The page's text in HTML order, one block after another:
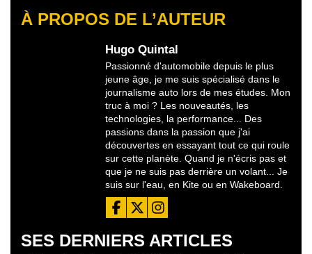
À PROPOS DE L’AUTEUR
Hugo Quintal
Passionné d'automobile depuis le plus
jeune âge, je me suis spécialisé dans le
journalisme auto lors de mes études. Mon
truc à moi ? Les nouveautés, les
technologies, la performance... Des
passions dans la passion que j'ai
découvertes en essayant tout ce qui roule
sur cette planète. Quand je n'écris pas et
que je ne suis pas derrière un volant... Je
suis sur l'eau, en Kite ou en Wakeboard.
SES DERNIERS ARTICLES